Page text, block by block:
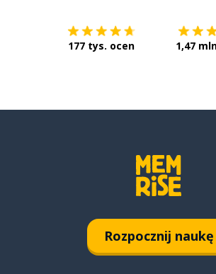
177 tys. ocen 1,47
Rozpocznij naukę